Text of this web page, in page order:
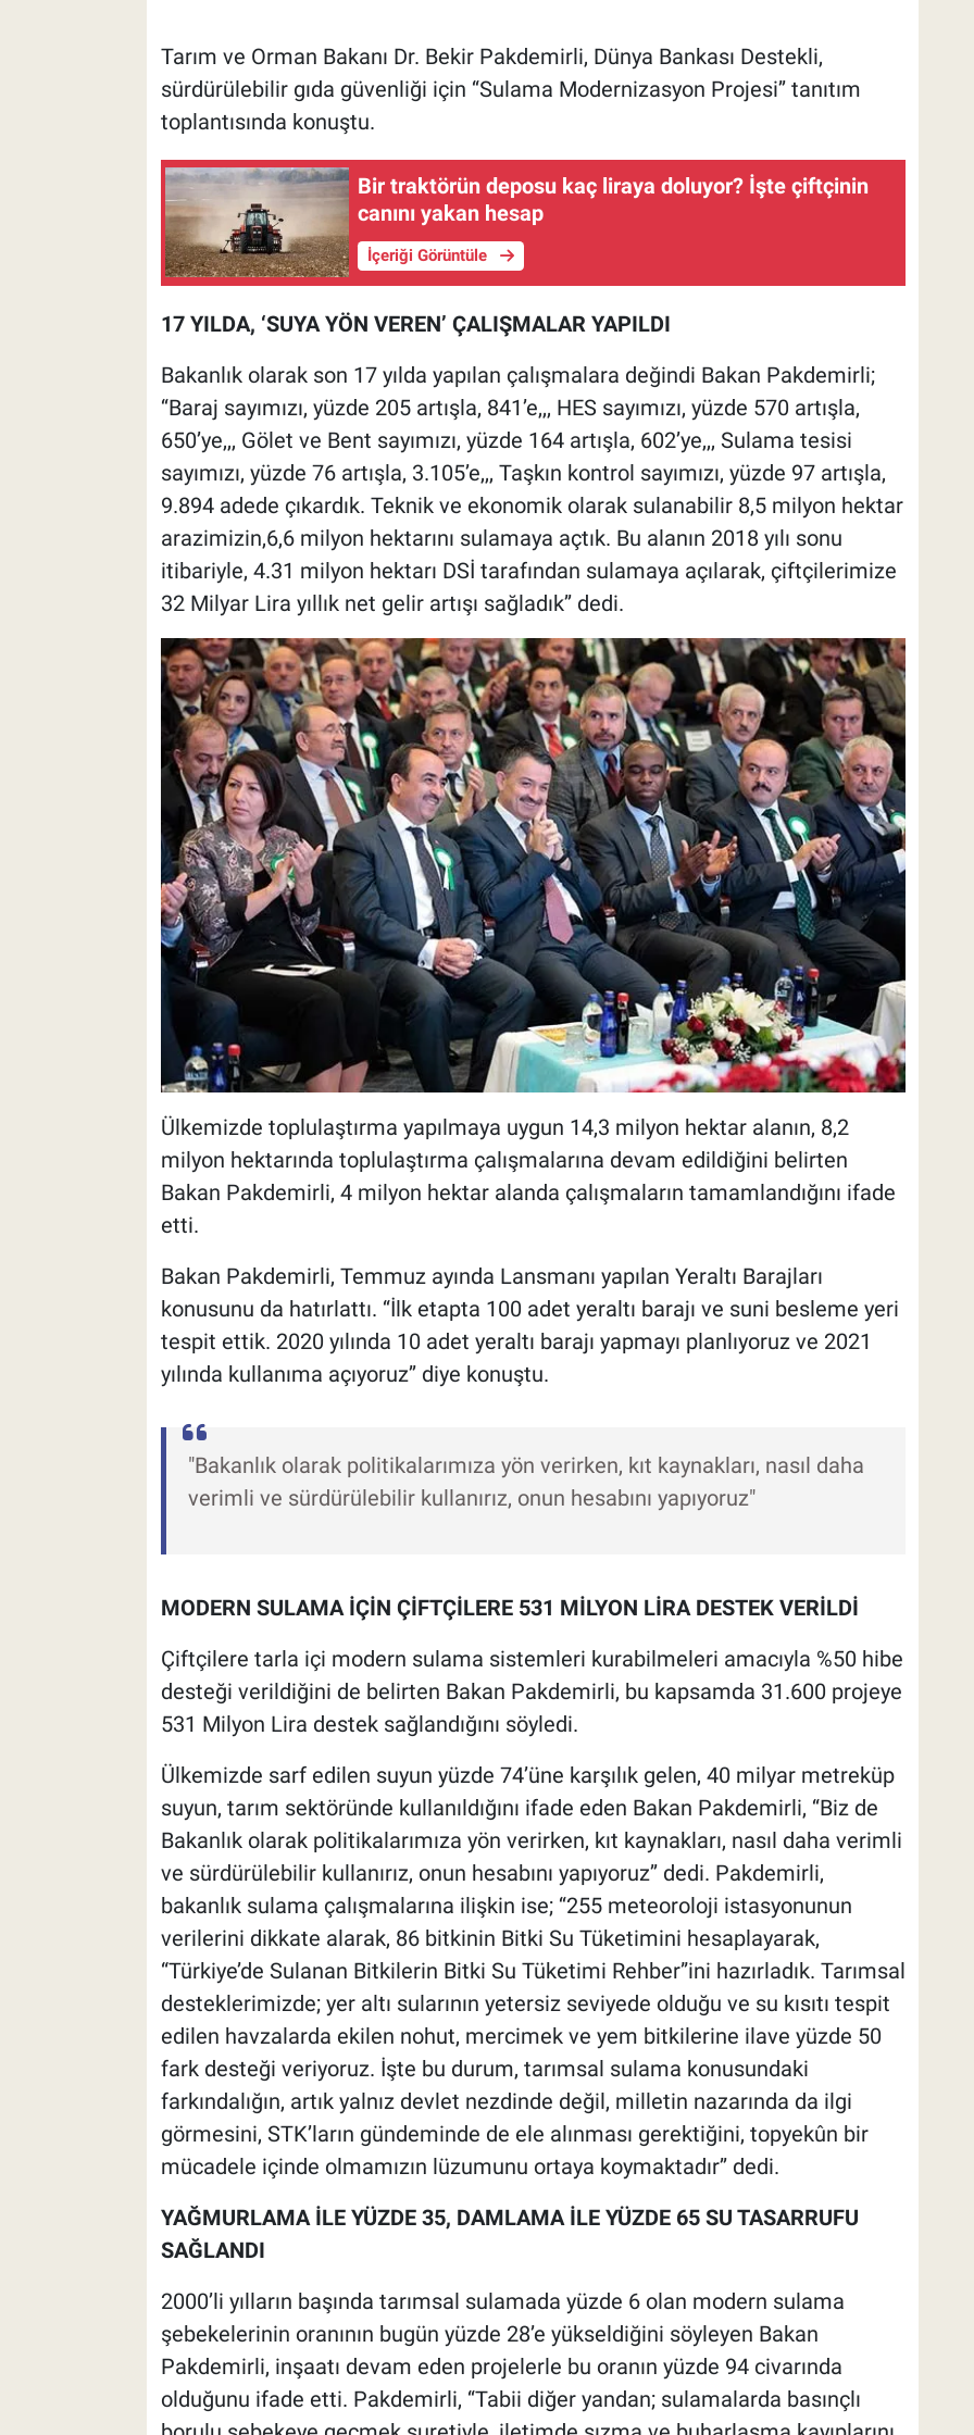
Tarım ve Orman Bakanı Dr. Bekir Pakdemirli, Dünya Bankası Destekli,
sürdürülebilir gıda güvenliği için ‘‘Sulama Modernizasyon Projesi’’ tanıtım
toplantısında konuştu.
Bir traktörün deposu kaç liraya doluyor? İşte çiftçinin
canını yakan hesap
İçeriği Görüntüle
17 YILDA, ‘SUYA YÖN VEREN’ ÇALIŞMALAR YAPILDI
Bakanlık olarak son 17 yılda yapılan çalışmalara değindi Bakan Pakdemirli;
‘‘Baraj sayımızı, yüzde 205 artışla, 841’e,,, HES sayımızı, yüzde 570 artışla,
650’ye,,, Gölet ve Bent sayımızı, yüzde 164 artışla, 602’ye,,, Sulama tesisi
sayımızı, yüzde 76 artışla, 3.105’e,,, Taşkın kontrol sayımızı, yüzde 97 artışla,
9.894 adede çıkardık. Teknik ve ekonomik olarak sulanabilir 8,5 milyon hektar
arazimizin,6,6 milyon hektarını sulamaya açtık. Bu alanın 2018 yılı sonu
itibariyle, 4.31 milyon hektarı DSİ tarafından sulamaya açılarak, çiftçilerimize
32 Milyar Lira yıllık net gelir artışı sağladık’’ dedi.
Ülkemizde toplulaştırma yapılmaya uygun 14,3 milyon hektar alanın, 8,2
milyon hektarında toplulaştırma çalışmalarına devam edildiğini belirten
Bakan Pakdemirli, 4 milyon hektar alanda çalışmaların tamamlandığını ifade
etti.
Bakan Pakdemirli, Temmuz ayında Lansmanı yapılan Yeraltı Barajları
konusunu da hatırlattı. ‘‘İlk etapta 100 adet yeraltı barajı ve suni besleme yeri
tespit ettik. 2020 yılında 10 adet yeraltı barajı yapmayı planlıyoruz ve 2021
yılında kullanıma açıyoruz’’ diye konuştu.
"Bakanlık olarak politikalarımıza yön verirken, kıt kaynakları, nasıl daha
verimli ve sürdürülebilir kullanırız, onun hesabını yapıyoruz"
MODERN SULAMA İÇİN ÇİFTÇİLERE 531 MİLYON LİRA DESTEK VERİLDİ
Çiftçilere tarla içi modern sulama sistemleri kurabilmeleri amacıyla %50 hibe
desteği verildiğini de belirten Bakan Pakdemirli, bu kapsamda 31.600 projeye
531 Milyon Lira destek sağlandığını söyledi.
Ülkemizde sarf edilen suyun yüzde 74’üne karşılık gelen, 40 milyar metreküp
suyun, tarım sektöründe kullanıldığını ifade eden Bakan Pakdemirli, ‘‘Biz de
Bakanlık olarak politikalarımıza yön verirken, kıt kaynakları, nasıl daha verimli
ve sürdürülebilir kullanırız, onun hesabını yapıyoruz’’ dedi. Pakdemirli,
bakanlık sulama çalışmalarına ilişkin ise; ‘‘255 meteoroloji istasyonunun
verilerini dikkate alarak, 86 bitkinin Bitki Su Tüketimini hesaplayarak,
“Türkiye’de Sulanan Bitkilerin Bitki Su Tüketimi Rehber”ini hazırladık. Tarımsal
desteklerimizde; yer altı sularının yetersiz seviyede olduğu ve su kısıtı tespit
edilen havzalarda ekilen nohut, mercimek ve yem bitkilerine ilave yüzde 50
fark desteği veriyoruz. İşte bu durum, tarımsal sulama konusundaki
farkındalığın, artık yalnız devlet nezdinde değil, milletin nazarında da ilgi
görmesini, STK’ların gündeminde de ele alınması gerektiğini, topyekûn bir
mücadele içinde olmamızın lüzumunu ortaya koymaktadır’’ dedi.
YAĞMURLAMA İLE YÜZDE 35, DAMLAMA İLE YÜZDE 65 SU TASARRUFU
SAĞLANDI
2000’li yılların başında tarımsal sulamada yüzde 6 olan modern sulama
şebekelerinin oranının bugün yüzde 28’e yükseldiğini söyleyen Bakan
Pakdemirli, inşaatı devam eden projelerle bu oranın yüzde 94 civarında
olduğunu ifade etti. Pakdemirli, ‘‘Tabii diğer yandan; sulamalarda basınçlı